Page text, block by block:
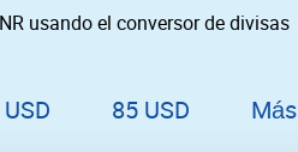
usando el conversor de divisas
85 USD Más